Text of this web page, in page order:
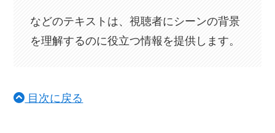
などのテキストは、視聴者にシーンの背景
を理解するのに役立つ情報を提供します。
目次に戻る